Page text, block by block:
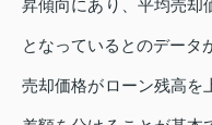
昇傾向にあり、平均売却
となっているとのデータ
売却価格がローン残高を